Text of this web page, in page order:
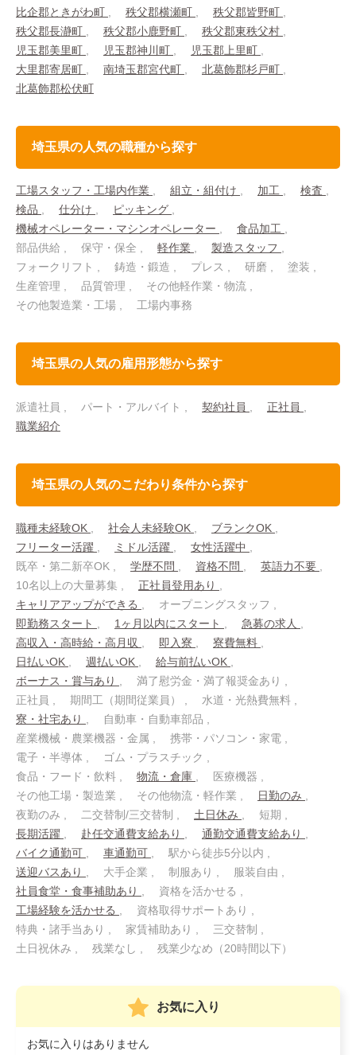
比企郡ときがわ町
秩父郡横瀬町
秩父郡皆野町
秩父郡長瀞町
秩父郡小鹿野町
秩父郡東秩父村
児玉郡美里町
児玉郡神川町
児玉郡上里町
大里郡寄居町
南埼玉郡宮代町
北葛飾郡杉戸町
北葛飾郡松伏町
埼玉県の人気の職種から探す
工場スタッフ・工場内作業 組立・組付け 加工
検査
検品
仕分け
ピッキング
機械オペレーター・マシンオペレーター
食品加工
部品供給
保守・保全 軽作業
製造スタッフ
フォークリフト
鋳造・鍛造 プレス 研磨
塗装
生産管理
品質管理
その他軽作業・物流
その他製造業・工場
工場内事務
埼玉県の人気の雇用形態から探す
派遣社員 パート・アルバイト 契約社員
正社員
職業紹介
埼玉県の人気のこだわり条件から探す
職種未経験OK 社会人未経験OK
ブランクOK
フリーター活躍
ミドル活躍
女性活躍中
既卒・第二新卒OK
学歴不問 資格不問
英語力不要
10名以上の大量募集
正社員登用あり
キャリアアップができる
オープニングスタッフ
即勤務スタート
1ヶ月以内にスタート
急募の求人
高収入・高時給・高月収
即入寮
寮費無料
日払いOK
週払いOK
給与前払いOK
ボーナス・賞与あり
満了慰労金・満了報奨金あり
正社員
期間工（期間従業員）
水道・光熱費無料
寮・社宅あり
自動車・自動車部品
産業機械・農業機器・金属
携帯・パソコン・家電
電子・半導体
ゴム・プラスチック
食品・フード・飲料
物流・倉庫
医療機器
その他工場・製造業
その他物流・軽作業
日勤のみ
夜勤のみ
二交替制/三交替制 土日休み
短期
長期活躍
赴任交通費支給あり
通勤交通費支給あり
バイク通勤可
車通勤可
駅から徒歩5分以内
送迎バスあり
大手企業 制服あり
服装自由
社員食堂・食事補助あり
資格を活かせる
工場経験を活かせる
資格取得サポートあり
特典・諸手当あり
家賃補助あり
三交替制
土日祝休み
残業なし 残業少なめ（20時間以下）
お気に入り
お気に入りはありません